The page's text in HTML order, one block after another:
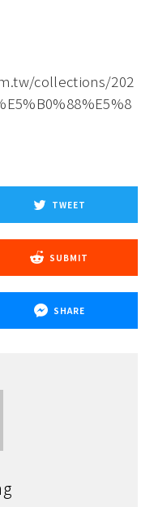
collections/202
TWEET
SUBMIT
SHARE